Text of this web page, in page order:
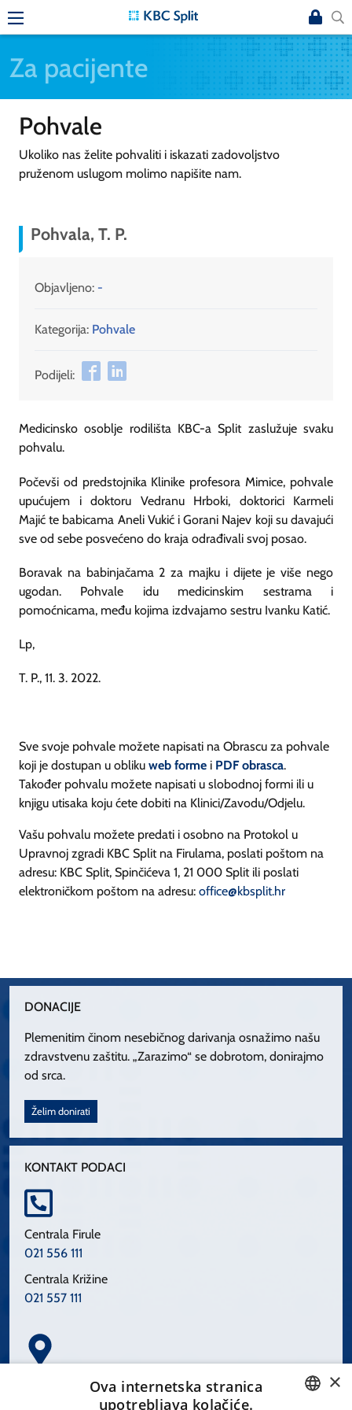
Za pacijente
Pohvale
Ukoliko nas želite pohvaliti i iskazati zadovoljstvo
pruženom uslugom molimo napišite nam.
Pohvala, T. P.
Objavljeno: -
Kategorija: Pohvale
Podijeli:
Medicinsko osoblje rodilišta KBC-a Split zaslužuje svaku
pohvalu.
Počevši od predstojnika Klinike profesora Mimice, pohvale
upućujem i doktoru Vedranu Hrboki, doktorici Karmeli
Majić te babicama Aneli Vukić i Gorani Najev koji su davajući
sve od sebe posvećeno do kraja odrađivali svoj posao.
Boravak na babinjačama 2 za majku i dijete je više nego
ugodan. Pohvale idu medicinskim sestrama i
pomoćnicama, među kojima izdvajamo sestru Ivanku Katić.
Lp,
T. P., 11. 3. 2022.
Sve svoje pohvale možete napisati na Obrascu za pohvale
koji je dostupan u obliku web forme i PDF obrasca.
Također pohvalu možete napisati u slobodnoj formi ili u
knjigu utisaka koju ćete dobiti na Klinici/Zavodu/Odjelu.
Vašu pohvalu možete predati i osobno na Protokol u
Upravnoj zgradi KBC Split na Firulama, poslati poštom na
adresu: KBC Split, Spinčićeva 1, 21 000 Split ili poslati
elektroničkom poštom na adresu: office@kbsplit.hr
DONACIJE
Plemenitim činom nesebičnog darivanja osnažimo našu
zdravstvenu zaštitu. „Zarazimo“ se dobrotom, donirajmo
od srca.
Želim donirati
KONTAKT PODACI
Centrala Firule
021 556 111
Centrala Križine
021 557 111
Spinčićeva 1, 21000 Split
×
Ova internetska stranica
upotrebljava kolačiće.